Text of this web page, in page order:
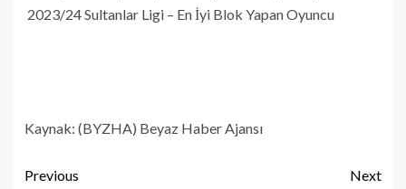
2023/24 Sultanlar Ligi – En İyi Blok Yapan Oyuncu
Kaynak: (BYZHA) Beyaz Haber Ajansı
Previous
Next